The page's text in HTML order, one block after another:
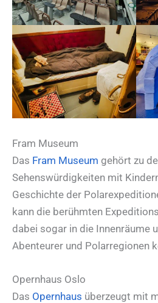
Fram Museum
Das Fram Museum gehört zu
Sehenswürdigkeiten mit
Geschichte der
kann die berühmten
dabei sogar in die Innenräume
Abenteurer und Polarregionen
Opernhaus Oslo
Das Opernhaus überzeugt mit